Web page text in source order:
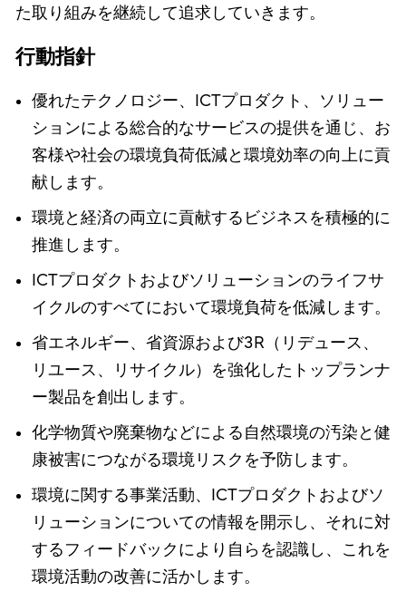
た取り組みを継続して追求していきます。
行動指針
優れたテクノロジー、ICTプロダクト、ソリュー
ションによる総合的なサービスの提供を通じ、お
客様や社会の環境負荷低減と環境効率の向上に貢
献します。
環境と経済の両立に貢献するビジネスを積極的に
推進します。
ICTプロダクトおよびソリューションのライフサ
イクルのすべてにおいて環境負荷を低減します。
省エネルギー、省資源および3R（リデュース、
リユース、リサイクル）を強化したトップランナ
ー製品を創出します。
化学物質や廃棄物などによる自然環境の汚染と健
康被害につながる環境リスクを予防します。
環境に関する事業活動、ICTプロダクトおよびソ
リューションについての情報を開示し、それに対
するフィードバックにより自らを認識し、これを
環境活動の改善に活かします。